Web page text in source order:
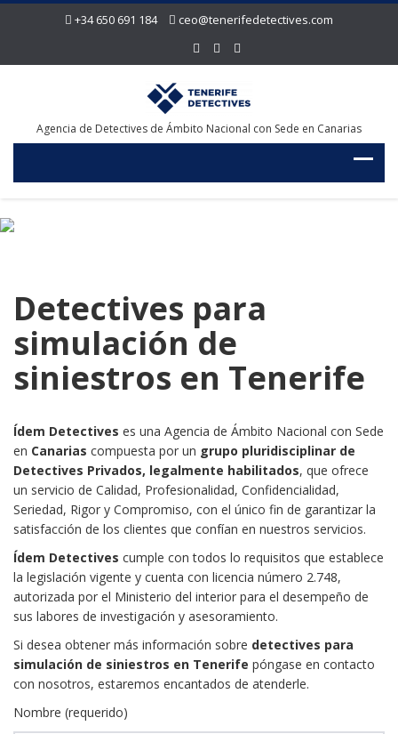
+34 650 691 184 ceo@tenerifedetectives.com
Agencia de Detectives de Ámbito Nacional con Sede en Canarias
Detectives para
simulación de
siniestros en Tenerife
Ídem Detectives es una Agencia de Ámbito Nacional con Sede
en Canarias compuesta por un grupo pluridisciplinar de
Detectives Privados, legalmente habilitados, que ofrece
un servicio de Calidad, Profesionalidad, Confidencialidad,
Seriedad, Rigor y Compromiso, con el único fin de garantizar la
satisfacción de los clientes que confían en nuestros servicios.
Ídem Detectives cumple con todos lo requisitos que establece
la legislación vigente y cuenta con licencia número 2.748,
autorizada por el Ministerio del interior para el desempeño de
sus labores de investigación y asesoramiento.
Si desea obtener más información sobre detectives para
simulación de siniestros en Tenerife póngase en contacto
con nosotros, estaremos encantados de atenderle.
Nombre (requerido)